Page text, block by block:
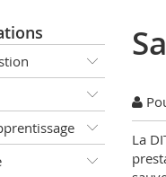
La